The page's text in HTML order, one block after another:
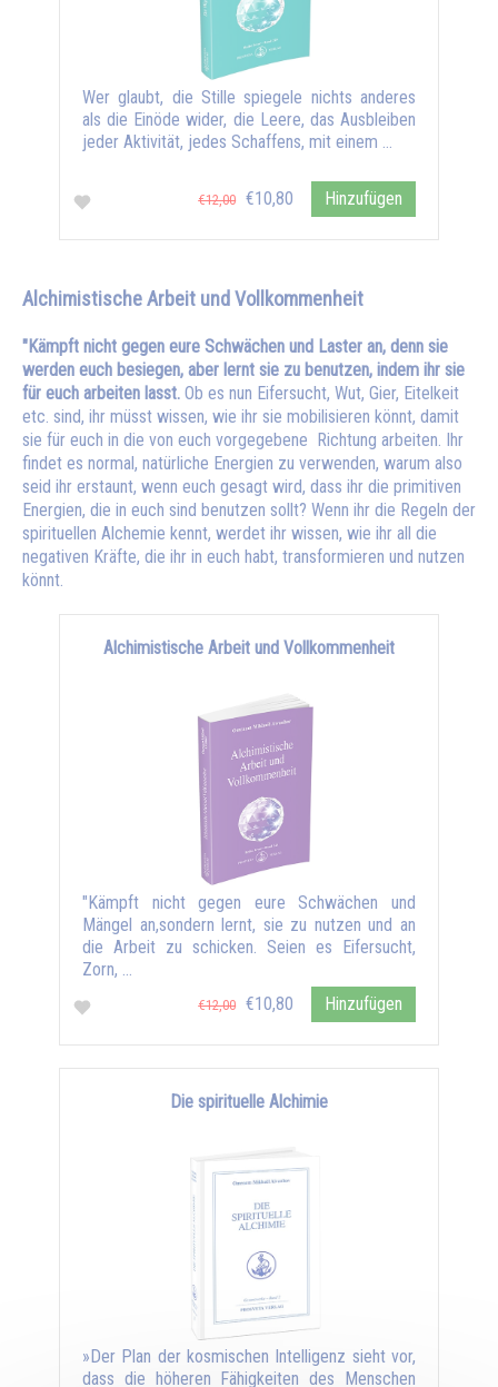
Wer glaubt, die Stille spiegele nichts anderes
als die Einöde wider, die Leere, das Ausbleiben
jeder Aktivität, jedes Schaffens, mit einem …
€12,00 €10,80 Hinzufügen
Alchimistische Arbeit und Vollkommenheit
"Kämpft nicht gegen eure Schwächen und Laster an, denn sie
werden euch besiegen, aber lernt sie zu benutzen, indem ihr sie
für euch arbeiten lasst. Ob es nun Eifersucht, Wut, Gier, Eitelkeit
etc. sind, ihr müsst wissen, wie ihr sie mobilisieren könnt, damit
sie für euch in die von euch vorgegebene Richtung arbeiten. Ihr
findet es normal, natürliche Energien zu verwenden, warum also
seid ihr erstaunt, wenn euch gesagt wird, dass ihr die primitiven
Energien, die in euch sind benutzen sollt? Wenn ihr die Regeln der
spirituellen Alchemie kennt, werdet ihr wissen, wie ihr all die
negativen Kräfte, die ihr in euch habt, transformieren und nutzen
könnt.
Alchimistische Arbeit und Vollkommenheit
"Kämpft nicht gegen eure Schwächen und
Mängel an,sondern lernt, sie zu nutzen und an
die Arbeit zu schicken. Seien es Eifersucht,
Zorn, …
€12,00 €10,80 Hinzufügen
Die spirituelle Alchimie
»Der Plan der kosmischen Intelligenz sieht vor,
dass die höheren Fähigkeiten des Menschen